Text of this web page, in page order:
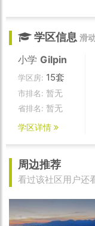
学区信息 滑
小学 Gilpin
学区房: 15套
市排名: 暂无
省排名: 暂无
学区详情
周边推荐
看过该社区用户还